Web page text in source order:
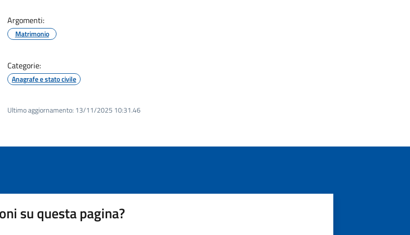
Argomenti:
Matrimonio
Categorie:
Anagrafe e stato civile
Ultimo aggiornamento: 13/11/2025 10:31.46
su questa pagina?